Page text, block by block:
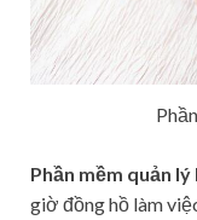
Phần mềm quản lý
giờ đồng hồ làm